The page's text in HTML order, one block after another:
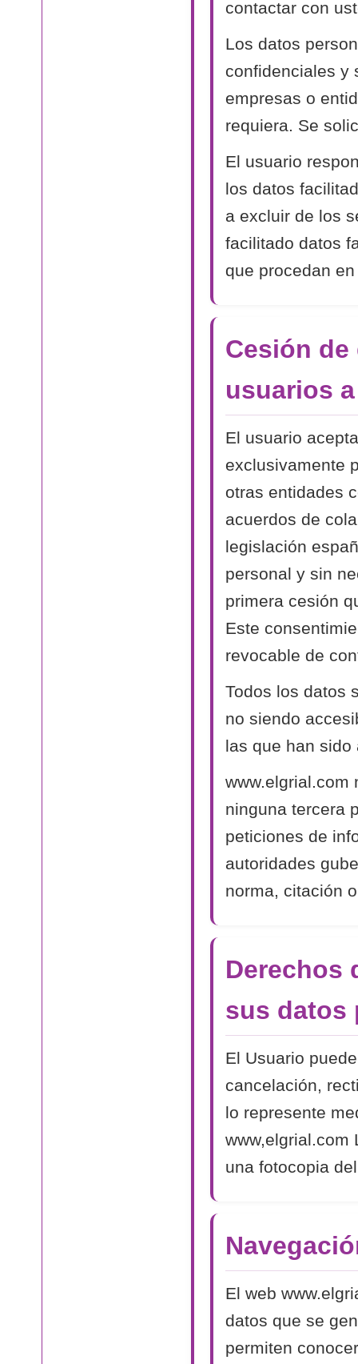
contactar con
Los datos
confidenciales y
empresas o
requiera. Se
El usuario
los datos
a excluir de los
facilitado datos
que procedan
Cesión
usuarios
El usuario
exclusivamente
otras entidades
acuerdos de
legislación
personal y sin
primera cesión
Este
revocable de
Todos los datos
no siendo
las que han sido
www.elgrial.com
ninguna tercera
peticiones de
autoridades
norma, citación
Derechos
sus datos
El Usuario
cancelación,
lo represente
www,elgrial.com
una fotocopia
El web
datos que se
permiten